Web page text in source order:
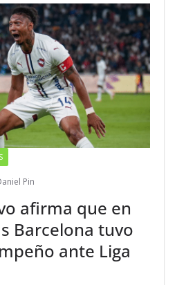
Pin
afirma que en
Barcelona tuvo
ante Liga